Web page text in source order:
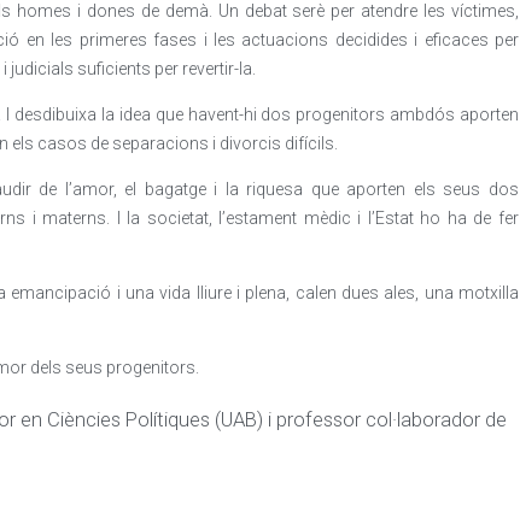
homes i dones de demà. Un debat serè per atendre les víctimes,
en les primeres fases i les actuacions decidides i eficaces per
judicials suficients per revertir-la.
I desdibuixa la idea que havent-hi dos progenitors ambdós aporten
els casos de separacions i divorcis difícils.
de l’amor, el bagatge i la riquesa que aporten els seus dos
i materns. I la societat, l’estament mèdic i l’Estat ho ha de fer
emancipació i una vida lliure i plena, calen dues ales, una motxilla
dels seus progenitors.
en Ciències Polítiques (UAB) i professor col·laborador de